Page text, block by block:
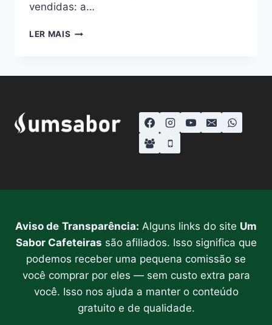
vendidas: a…
LER MAIS 3
GUSTO
Aviso de Transparência: Alguns links do site Um
Sabor Cafeteiras são afiliados. Isso significa que
podemos receber uma pequena comissão se
você comprar por eles — sem custo extra para
você. Isso nos ajuda a manter o conteúdo
gratuito e de qualidade.